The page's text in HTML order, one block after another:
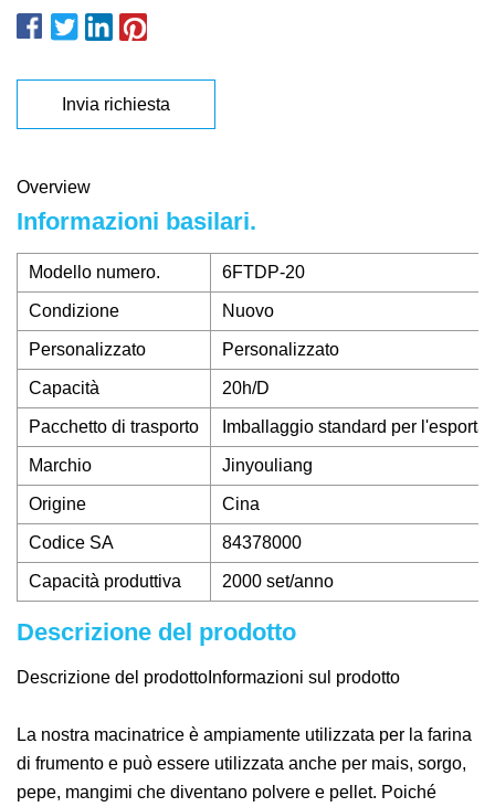
Invia richiesta
Overview
Informazioni basilari.
Modello numero. 6FTDP-20
Condizione Nuovo
Personalizzato Personalizzato
Capacità 20h/D
Pacchetto di trasporto Imballaggio standard per
Marchio Jinyouliang
Origine Cina
Codice SA 84378000
Capacità produttiva 2000 set/anno
Descrizione del prodotto
Descrizione del prodotto Informazioni sul prodotto
La nostra macinatrice è ampiamente utilizzata per la farina
di frumento e può essere utilizzata anche per mais, sorgo,
pepe, mangimi che diventano polvere e pellet. Poiché